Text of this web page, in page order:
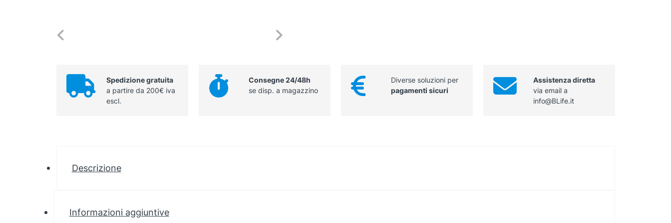
Spedizione gratuita
a partire da 200€ iva
escl.
Consegne 24/48h
se disp. a magazzino
Diverse soluzioni per
pagamenti sicuri
Assistenza diretta
via email a
info@BLife.it
Descrizione
Informazioni aggiuntive